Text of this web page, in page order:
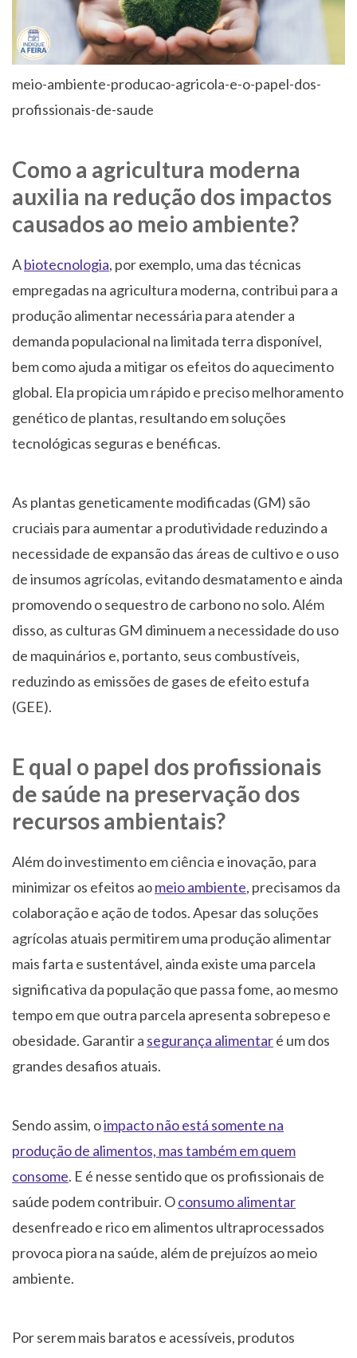
meio-ambiente-producao-agricola-e-o-papel-dos-
profissionais-de-saude
Como a agricultura moderna
auxilia na redução dos impactos
causados ao meio ambiente?
Abiotecnologia, por exemplo, uma das técnicas
empregadas na agricultura moderna, contribui para a
produção alimentar necessária para atender a
demanda populacional na limitada terra disponível,
bem como ajuda a mitigar os efeitos do aquecimento
global. Ela propicia um rápido e preciso melhoramento
genético de plantas, resultando em soluções
tecnológicas seguras e benéficas.
As plantas geneticamente modificadas (GM) são
cruciais para aumentar a produtividade reduzindo a
necessidade de expansão das áreas de cultivo e o uso
de insumos agrícolas, evitando desmatamento e ainda
promovendo o sequestro de carbono no solo. Além
disso, as culturas GM diminuem a necessidade do uso
de maquinários e, portanto, seus combustíveis,
reduzindo as emissões de gases de efeito estufa
(GEE).
E qual o papel dos profissionais
de saúde na preservação dos
recursos ambientais?
Além do investimento em ciência e inovação, para
minimizar os efeitos aomeio ambiente, precisamos da
colaboração e ação de todos. Apesar das soluções
agrícolas atuais permitirem uma produção alimentar
mais farta e sustentável, ainda existe uma parcela
significativa da população que passa fome, ao mesmo
tempo em que outra parcela apresenta sobrepeso e
obesidade. Garantir a segurança alimentaré um dos
grandes desafios atuais.
Sendo assim, oimpacto não está somente na
produção de alimentos, mas também em quem
consome. E é nesse sentido que os profissionais de
saúde podem contribuir. Oconsumo alimentar
desenfreado e rico em alimentos ultraprocessados
provoca piora na saúde, além de prejuízos ao meio
ambiente.
Por serem mais baratos e acessíveis, produtos